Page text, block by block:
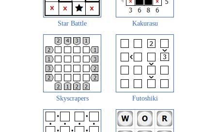
Star Battle Kakurasu
Skyscrapers Futoshiki